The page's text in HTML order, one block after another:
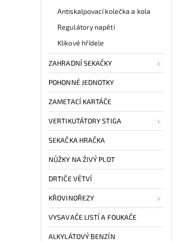
Antiskalpovací kolečka a kola
Regulátory napětí
Klikové hřídele
ZAHRADNÍ SEKAČKY
POHONNÉ JEDNOTKY
ZAMETACÍ KARTÁČE
VERTIKUTÁTORY STIGA
SEKAČKA HRAČKA
NŮŽKY NA ŽIVÝ PLOT
DRTIČE VĚTVÍ
KŘOVINOŘEZY
VYSAVAČE LISTÍ A FOUKAČE
ALKYLÁTOVÝ BENZÍN